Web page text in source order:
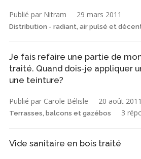
Publié par Nitram 29 mars 2011
Distribution - radiant, air pulsé et
Je fais refaire une partie de
traité. Quand dois-je appliquer
une teinture?
Publié par Carole Bélisle 20 août 2011
Terrasses, balcons et gazébos 3
Vide sanitaire en bois traité